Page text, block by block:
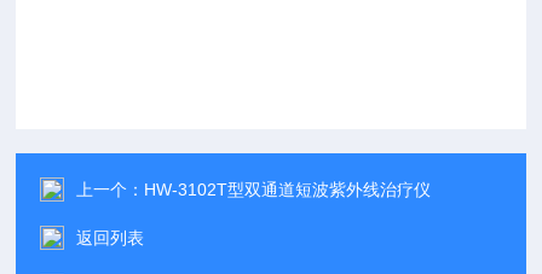
上一个： HW-3102T型双通道短波紫外线治疗仪
返回列表